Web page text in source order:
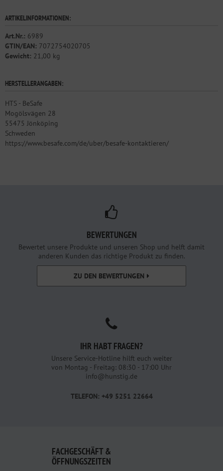
ARTIKELINFORMATIONEN:
Art.Nr.: 6989
GTIN/EAN: 7072754020705
Gewicht: 21,00 kg
HERSTELLERANGABEN:
HTS - BeSafe
Mogölsvägen 28
55475 Jönköping
Schweden
https://www.besafe.com/de/uber/besafe-kontaktieren/
BEWERTUNGEN
Bewertet unsere Produkte und unseren Shop und helft damit
anderen Kunden das richtige Produkt zu finden.
ZU DEN BEWERTUNGEN
IHR HABT FRAGEN?
Unsere Service-Hotline hilft euch weiter
von Montag - Freitag: 08:30 - 17:00 Uhr
info@hunstig.de
TELEFON: +49 5251 22664
FACHGESCHÄFT &
ÖFFNUNGSZEITEN